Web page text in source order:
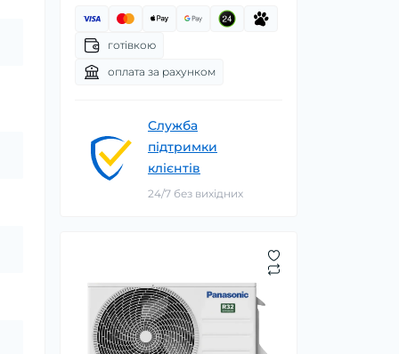
готівкою
оплата за рахунком
Служба
підтримки
клієнтів
24/7 без вихідних